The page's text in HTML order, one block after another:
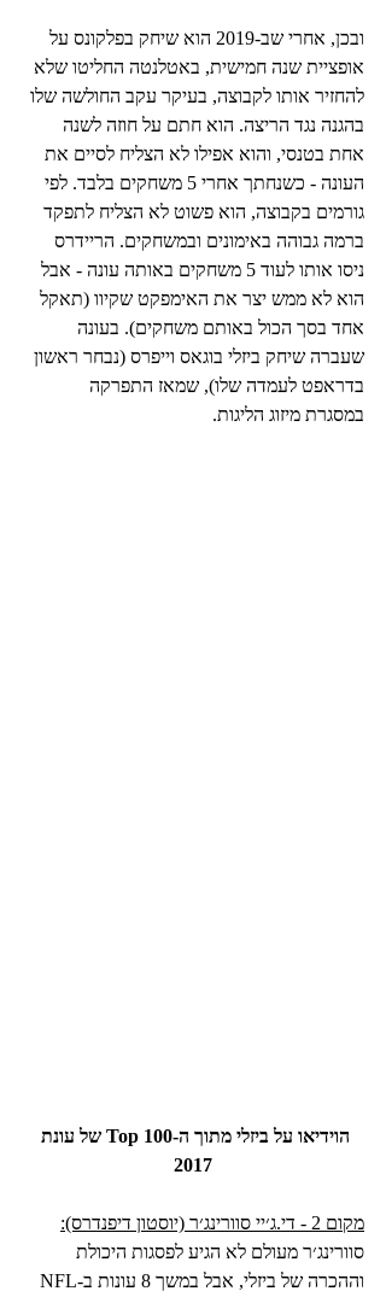
ובכן, אחרי שב-2019 הוא שיחק בפלקונס על
אופציית שנה חמישית, באטלנטה החליטו שלא
להחזיר אותו לקבוצה, בעיקר עקב החולשה שלו
בהגנה נגד הריצה. הוא חתם על חוזה לשנה
אחת בטנסי, והוא אפילו לא הצליח לסיים את
העונה - כשנחתך אחרי 5 משחקים בלבד. לפי
גורמים בקבוצה, הוא פשוט לא הצליח לתפקד
ברמה גבוהה באימונים ובמשחקים. הריידרס
ניסו אותו לעוד 5 משחקים באותה עונה - אבל
הוא לא ממש יצר את האימפקט שקיוו (תאקל
אחד בסך הכול באותם משחקים). בעונה
שעברה שיחק ביזלי בוגאס וייפרס (נבחר ראשון
בדראפט לעמדה שלו), שמאז התפרקה
במסגרת מיזוג הליגות.
הוידיאו על ביזלי מתוך ה-Top 100 של עונת
2017
מקום 2 - די.ג׳יי סוורינג׳ר (יוסטון דיפנדרס):
סוורינג׳ר מעולם לא הגיע לפסגות היכולת